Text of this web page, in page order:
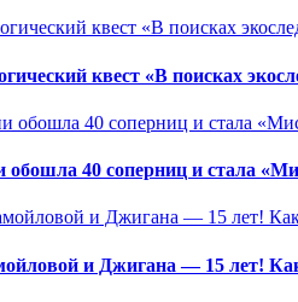
квест «В поисках
40 соперниц и стала
и Джигана — 15 лет!